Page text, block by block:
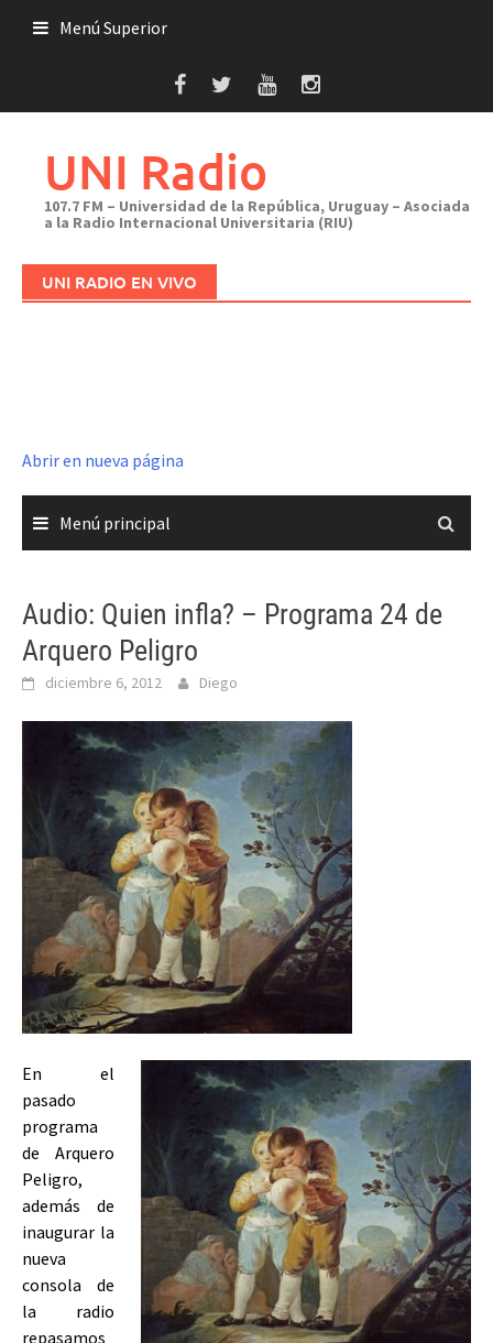
Menú Superior
UNI Radio
107.7 FM – Universidad de la República, Uruguay – Asociada
a la Radio Internacional Universitaria (RIU)
UNI RADIO EN VIVO
Abrir en nueva página
Menú principal
Audio: Quien infla? – Programa 24 de
Arquero Peligro
diciembre 6, 2012 Diego
En el
pasado
programa
de Arquero
Peligro,
además de
inaugurar la
nueva
consola de
la radio
repasamos